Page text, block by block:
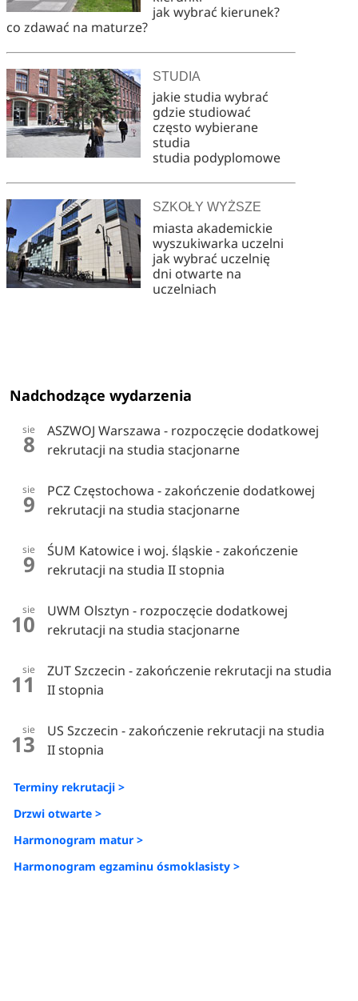
jak wybrać kierunek?
co zdawać na maturze?
STUDIA
jakie studia wybrać
gdzie studiować
często wybierane
studia
studia podyplomowe
SZKOŁY WYŻSZE
miasta akademickie
wyszukiwarka uczelni
jak wybrać uczelnię
dni otwarte na
uczelniach
Nadchodzące wydarzenia
sie
8
ASZWOJ Warszawa - rozpoczęcie dodatkowej
rekrutacji na studia stacjonarne
sie
9
PCZ Częstochowa - zakończenie dodatkowej
rekrutacji na studia stacjonarne
sie
9
ŚUM Katowice i woj. śląskie - zakończenie
rekrutacji na studia II stopnia
sie
10
UWM Olsztyn - rozpoczęcie dodatkowej
rekrutacji na studia stacjonarne
sie
11
ZUT Szczecin - zakończenie rekrutacji na studia
II stopnia
sie
13
US Szczecin - zakończenie rekrutacji na studia
II stopnia
Terminy rekrutacji >
Drzwi otwarte >
Harmonogram matur >
Harmonogram egzaminu ósmoklasisty >